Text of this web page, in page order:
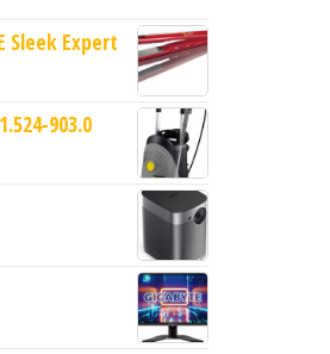
Sleek Expert
903.0